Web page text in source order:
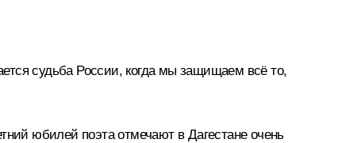
судьба России, когда мы защищаем всё то,
юбилей поэта отмечают в Дагестане очень